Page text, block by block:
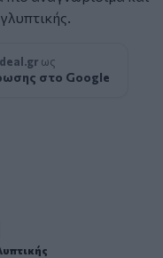
ως
στο Google